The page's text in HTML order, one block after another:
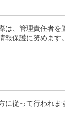
、管理責任者
保護に努めま
従って行われま